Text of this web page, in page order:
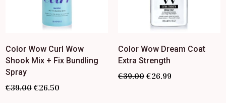
Color Wow Curl Wow
Shook Mix + Fix Bundling
Spray
€39.00 €26.50
Color Wow Dream Coat
Extra Strength
€39.00 €26.99